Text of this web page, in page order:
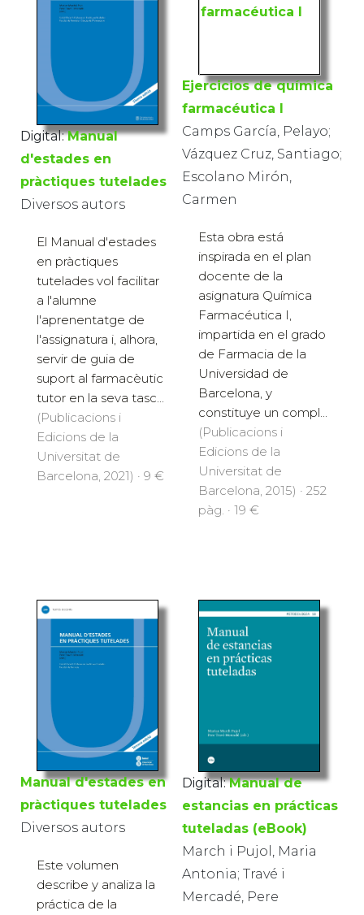
Digital: Manual
d'estades en
pràctiques tutelades
Diversos autors
El Manual d'estades
en pràctiques
tutelades vol facilitar
a l'alumne
l'aprenentatge de
l'assignatura i, alhora,
servir de guia de
suport al farmacèutic
tutor en la seva tasc...
(Publicacions i
Edicions de la
Universitat de
Barcelona, 2021) · 9 €
Ejercicios de química
farmacéutica I
Camps García, Pelayo;
Vázquez Cruz, Santiago;
Escolano Mirón,
Carmen
Esta obra está
inspirada en el plan
docente de la
asignatura Química
Farmacéutica I,
impartida en el grado
de Farmacia de la
Universidad de
Barcelona, y
constituye un compl...
(Publicacions i
Edicions de la
Universitat de
Barcelona, 2015) · 252
pàg. · 19 €
Manual d'estades en
pràctiques tutelades
Diversos autors
Este volumen
describe y analiza la
práctica de la
Digital: Manual de
estancias en prácticas
tuteladas (eBook)
March i Pujol, Maria
Antonia; Travé i
Mercadé, Pere